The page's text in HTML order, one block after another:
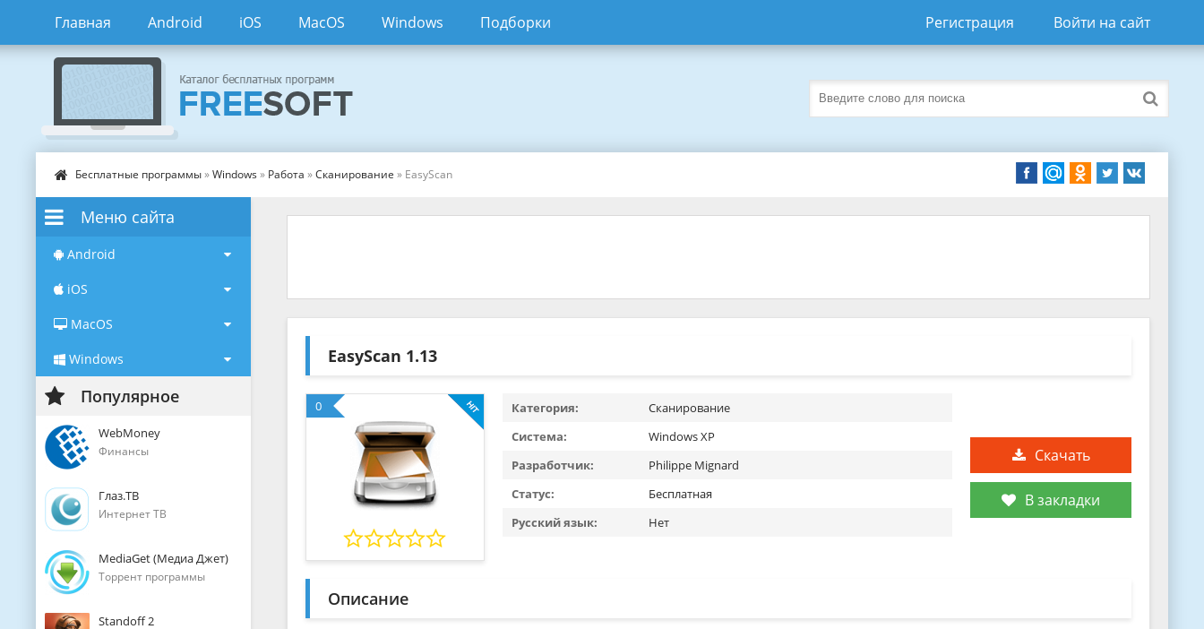
Главная Android iOS MacOS Windows Подборки Регистрация Войти на сайт
Бесплатные программы»Windows » Работа »Сканирование » EasyScan
Меню сайта
Android
iOS
MacOS
Windows
Популярное
WebMoney
Финансы
Глаз.ТВ
Интернет ТВ
MediaGet (Медиа Джет)
Торрент программы
Standoff 2
EasyScan 1.13
0
Скачать
В закладки
Категория:
Сканирование
Система:
Windows XP
Разработчик:
Philippe Mignard
Статус:
Бесплатная
Русский язык:
Нет
Описание